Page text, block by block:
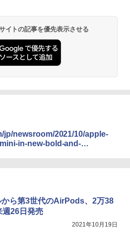
イトの記事を優先表示させる
jp/newsroom/2021/10/apple-
in-new-bold-and-
から第3世代のAirPods、2万38
週26日発売
2021年10月19日